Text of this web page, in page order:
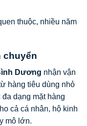
thuộc, nhiều năm
chuyển
Dương nhận vận
hàng tiêu dùng nhỏ
dạng mặt hàng
cả cá nhân, hộ kinh
mô lớn.